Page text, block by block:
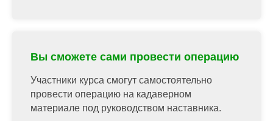
Вы сможете сами провести операцию
Участники курса смогут самостоятельно
провести операцию на кадаверном
материале под руководством наставника.